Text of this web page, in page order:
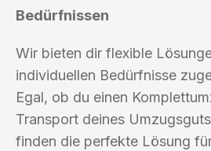
Bedürfnissen
Wir bieten dir flexible
individuellen Bedürfnisse
Egal, ob du einen
Transport deines
finden die perfekte Lösung